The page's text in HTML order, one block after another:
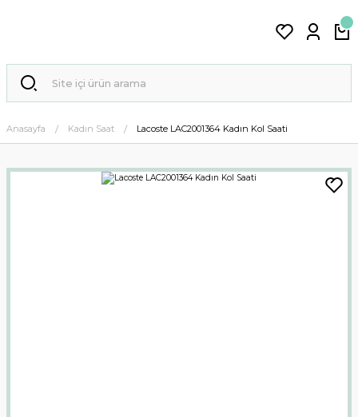
Anasayfa Kadın Saat Lacoste LAC2001364 Kadın Kol Saati